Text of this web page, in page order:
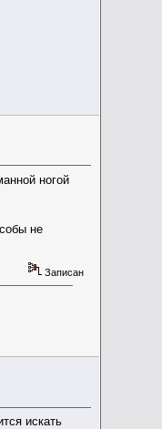
ногой
не
Записан
искать